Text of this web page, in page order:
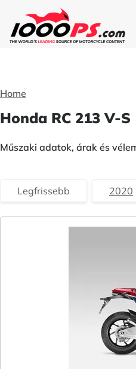
Home
Honda RC 213 V-S
Műszaki adatok, árak és
Legfrissebb 2020